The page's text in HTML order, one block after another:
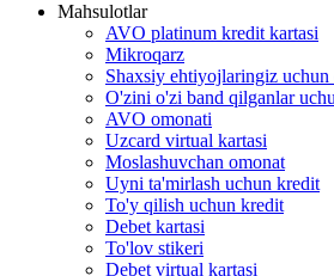
Mahsulotlar
AVO platinum kredit kartasi
Mikroqarz
Shaxsiy ehtiyojlaringiz
O'zini o'zi band qilganlar
AVO omonati
Uzcard virtual kartasi
Moslashuvchan omonat
Uyni ta'mirlash uchun kredit
To'y qilish uchun kredit
Debet kartasi
To'lov stikeri
Debet virtual kartasi